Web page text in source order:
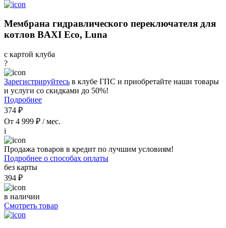
Мембрана гидравлического переключателя для
котлов BAXI Eco, Luna
с картой клуба
?
Зарегистрируйтесь в клубе ГПС и приобретайте наши товары
и услуги со скидками до 50%!
Подробнее
374 ₽
От 4 999 ₽ / мес.
i
Продажа товаров в кредит по лучшим условиям!
Подробнее о способах оплаты
без карты
394 ₽
в наличии
Смотреть товар